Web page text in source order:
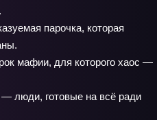
парочка, которая
мафии, для которого хаос —
— люди, готовые на всё ради